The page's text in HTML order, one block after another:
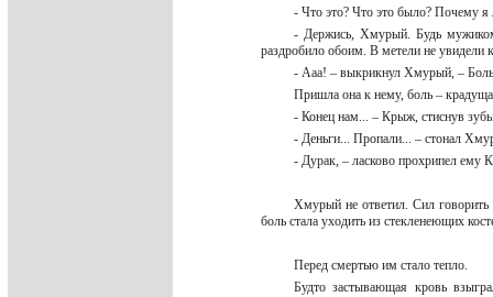
- Что это? Что это было? Почему я
- Держись, Хмурый. Будь
раздробило обоим. В метели не увидели
- Ааа! – выкрикнул Хмурый, –
Пришла она к нему, боль –
- Конец нам... – Крыж, стиснув
- Деньги... Пропали... – стонал
- Дурак, – ласково прохрипел
Хмурый не ответил. Сил
боль стала уходить из стекленеющих
Перед смертью им стало тепло.
Будто застывающая кровь